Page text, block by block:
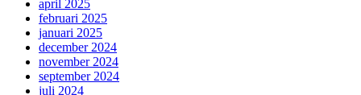
april 2025
februari 2025
januari 2025
december 2024
november 2024
september 2024
juli 2024